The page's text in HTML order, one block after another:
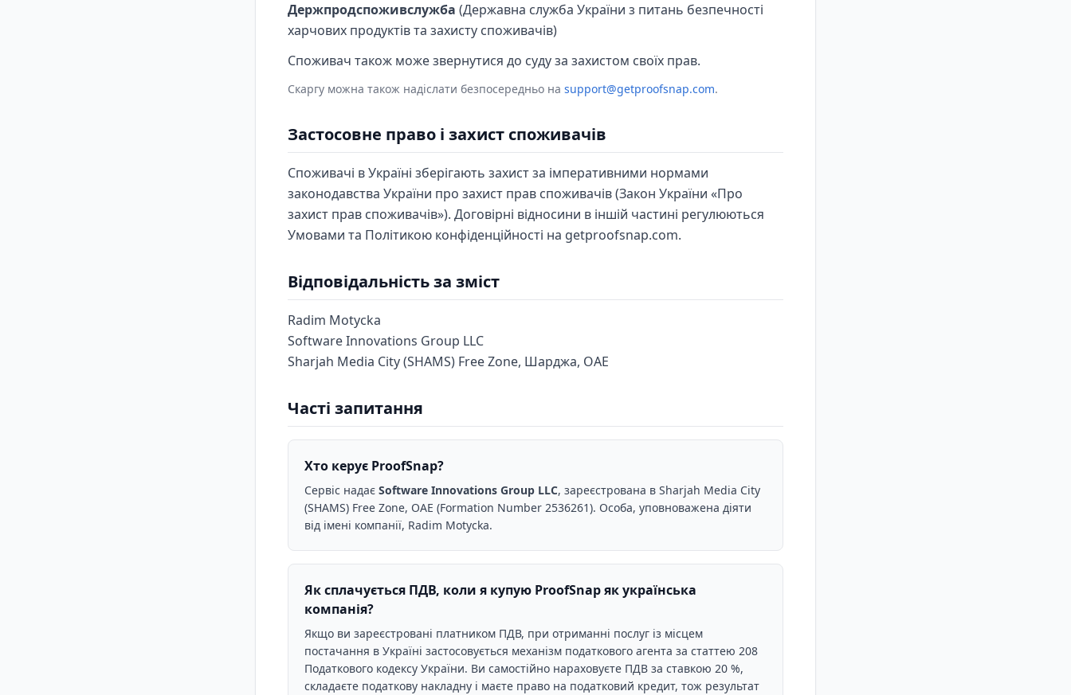
Держпродспоживслужба (Державна служба України з питань безпечності
харчових продуктів та захисту споживачів)
Споживач також може звернутися до суду за захистом своїх прав.
Скаргу можна також надіслати безпосередньо на support@getproofsnap.com.
Застосовне право і захист споживачів
Споживачі в Україні зберігають захист за імперативними нормами
законодавства України про захист прав споживачів (Закон України «Про
захист прав споживачів»). Договірні відносини в іншій частині регулюються
Умовами та Політикою конфіденційності на getproofsnap.com.
Відповідальність за зміст
Radim Motycka
Software Innovations Group LLC
Sharjah Media City (SHAMS) Free Zone, Шарджа, ОАЕ
Часті запитання
Хто керує ProofSnap?
Сервіс надає Software Innovations Group LLC, зареєстрована в Sharjah Media City
(SHAMS) Free Zone, ОАЕ (Formation Number 2536261). Особа, уповноважена діяти
від імені компанії, Radim Motycka.
Як сплачується ПДВ, коли я купую ProofSnap як українська
компанія?
Якщо ви зареєстровані платником ПДВ, при отриманні послуг із місцем
постачання в Україні застосовується механізм податкового агента за статтею 208
Податкового кодексу України. Ви самостійно нараховуєте ПДВ за ставкою 20 %,
складаєте податкову накладну і маєте право на податковий кредит, тож результат